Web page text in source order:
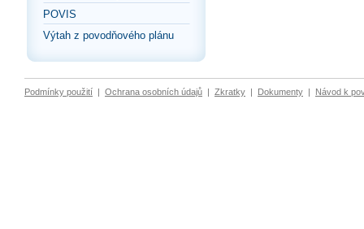
POVIS
Výtah z povodňového plánu
Podmínky použití | Ochrana osobních údajů | Zkratky | Dokumenty | Návod k